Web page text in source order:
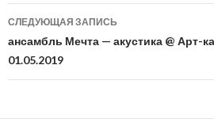
записям
СЛЕДУЮЩАЯ ЗАПИСЬ
ансамбль Мечта — акустика @ Арт-
01.05.2019